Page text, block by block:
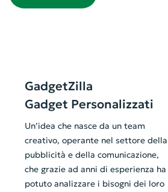
GadgetZilla
Gadget Personalizzati
Un’idea che nasce da un team
creativo, operante nel settore della
pubblicità e della comunicazione,
che grazie ad anni di esperienza ha
potuto analizzare i bisogni dei loro